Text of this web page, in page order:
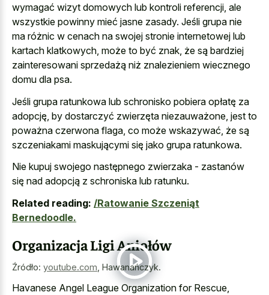
wymagać wizyt domowych lub kontroli referencji, ale
wszystkie powinny mieć jasne zasady. Jeśli grupa nie
ma różnic w cenach na swojej stronie internetowej lub
kartach klatkowych, może to być znak, że są bardziej
zainteresowani sprzedażą niż znalezieniem wiecznego
domu dla psa.
Jeśli grupa ratunkowa lub schronisko pobiera opłatę za
adopcję, by dostarczyć zwierzęta niezauważone, jest to
poważna czerwona flaga, co może wskazywać, że są
szczeniakami maskującymi się jako grupa ratunkowa.
Nie kupuj swojego następnego zwierzaka - zastanów
się nad adopcją z schroniska lub ratunku.
Related reading: /Ratowanie Szczeniąt
Bernedoodle.
Organizacja Ligi Aniołów
Źródło: youtube.com Hawanańczyk.
Havanese Angel League Organization for Rescue,